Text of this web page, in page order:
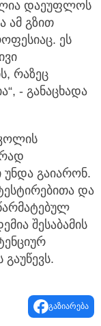
დაეუფლოს
ამ გზით
ეს
რაზეც
- განაცხადა
უნდა გაიარონ.
და
შესაბამის
გაზიარება